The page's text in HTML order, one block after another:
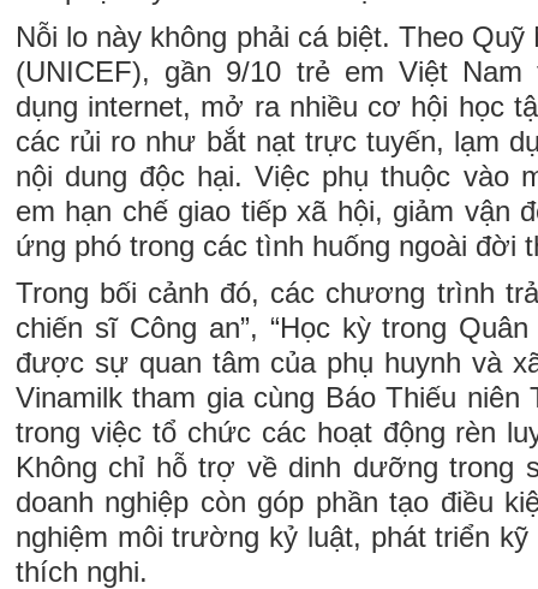
Nỗi lo này không phải cá biệt. Theo
(UNICEF), gần 9/10 trẻ em Việt
dụng internet, mở ra nhiều cơ hội học
các rủi ro như bắt nạt trực tuyến, lạm
nội dung độc hại. Việc phụ thuộc vào
em hạn chế giao tiếp xã hội, giảm vận
ứng phó trong các tình huống ngoài đời
Trong bối cảnh đó, các chương trình
chiến sĩ Công an”, “Học kỳ trong
được sự quan tâm của phụ huynh và
Vinamilk tham gia cùng Báo Thiếu niên
trong việc tổ chức các hoạt động rèn
Không chỉ hỗ trợ về dinh dưỡng trong
doanh nghiệp còn góp phần tạo điều
nghiệm môi trường kỷ luật, phát triển
thích nghi.